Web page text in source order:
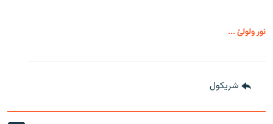
نور ولولئ ...
شريکول